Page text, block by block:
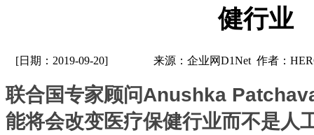
健行业
[日期：2019-09-20] 来源：企业网D1Net 作者：
联合国专家顾问Anushka
能将会改变医疗保健行业而不是人